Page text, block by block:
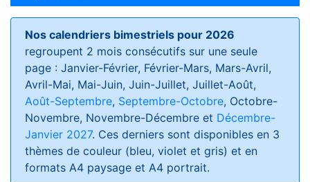
Nos calendriers bimestriels pour 2026
regroupent 2 mois consécutifs sur une seule
page : Janvier-Février, Février-Mars, Mars-Avril,
Avril-Mai, Mai-Juin, Juin-Juillet, Juillet-Août,
Août-Septembre, Septembre-Octobre, Octobre-
Novembre, Novembre-Décembre et Décembre-
Janvier 2027. Ces derniers sont disponibles en 3
thèmes de couleur (bleu, violet et gris) et en
formats A4 paysage et A4 portrait.